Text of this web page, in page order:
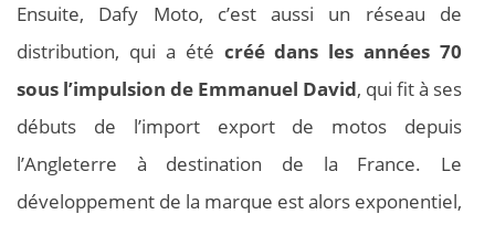
Ensuite, Dafy Moto, c’est aussi un réseau de
distribution, qui a été créé dans les années 70
sous l’impulsion de Emmanuel David, qui fit à ses
débuts de l’import export de motos depuis
l’Angleterre à destination de la France. Le
développement de la marque est alors exponentiel,